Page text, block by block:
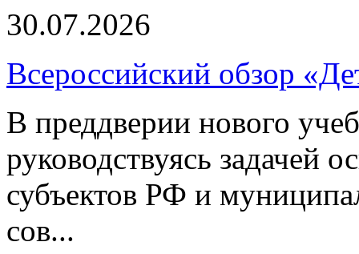
30.07.2026
Всероссийский обзор
В преддверии нового
руководствуясь задачей
субъектов РФ и
сов...